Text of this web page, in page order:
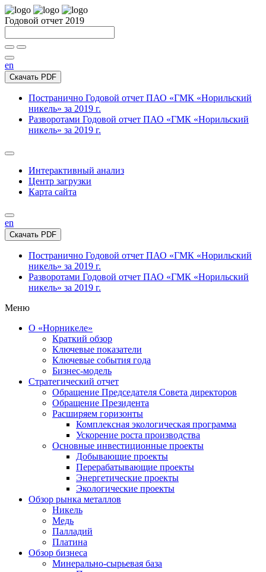
Годовой отчет 2019
en
Скачать PDF
Постранично Годовой отчет ПАО «ГМК «Норильский
никель» за 2019 г.
Разворотами Годовой отчет ПАО «ГМК «Норильский
никель» за 2019 г.
Интерактивный анализ
Центр загрузки
Карта сайта
en
Скачать PDF
Постранично Годовой отчет ПАО «ГМК «Норильский
никель» за 2019 г.
Разворотами Годовой отчет ПАО «ГМК «Норильский
никель» за 2019 г.
Меню
О «Норникеле»
Краткий обзор
Ключевые показатели
Ключевые события года
Бизнес-модель
Стратегический отчет
Обращение Председателя Совета директоров
Обращение Президента
Расширяем горизонты
Комплексная экологическая программа
Ускорение роста производства
Основные инвестиционные проекты
Добывающие проекты
Перерабатывающие проекты
Энергетические проекты
Экологические проекты
Обзор рынка металлов
Никель
Медь
Палладий
Платина
Обзор бизнеса
Минерально-сырьевая база